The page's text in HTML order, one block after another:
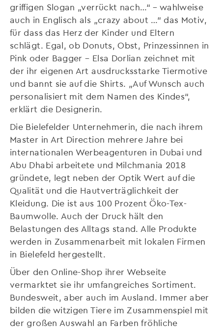
griffigen Slogan „verrückt nach…“ – wahlweise
auch in Englisch als „crazy about …“ das Motiv,
für dass das Herz der Kinder und Eltern
schlägt. Egal, ob Donuts, Obst, Prinzessinnen in
Pink oder Bagger – Elsa Dorlian zeichnet mit
der ihr eigenen Art ausdrucksstarke Tiermotive
und bannt sie auf die Shirts. „Auf Wunsch auch
personalisiert mit dem Namen des Kindes“,
erklärt die Designerin.
Die Bielefelder Unternehmerin, die nach ihrem
Master in Art Direction mehrere Jahre bei
internationalen Werbeagenturen in Dubai und
Abu Dhabi arbeitete und Milchmania 2018
gründete, legt neben der Optik Wert auf die
Qualität und die Hautverträglichkeit der
Kleidung. Die ist aus 100 Prozent Öko-Tex-
Baumwolle. Auch der Druck hält den
Belastungen des Alltags stand. Alle Produkte
werden in Zusammenarbeit mit lokalen Firmen
in Bielefeld hergestellt.
Über den Online-Shop ihrer Webseite
vermarktet sie ihr umfangreiches Sortiment.
Bundesweit, aber auch im Ausland. Immer aber
bilden die witzigen Tiere im Zusammenspiel mit
der großen Auswahl an Farben fröhliche